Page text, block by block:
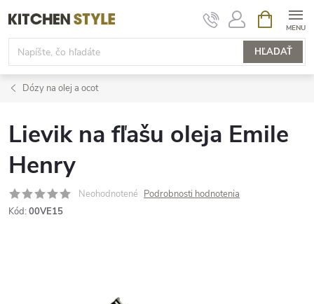
na
obsah
HĽADAŤ
KOŠÍK
Dózy na olej a ocot
Lievik na fľašu oleja Emile
Henry
Neohodnotené Podrobnosti hodnotenia
Kód: 00VE15